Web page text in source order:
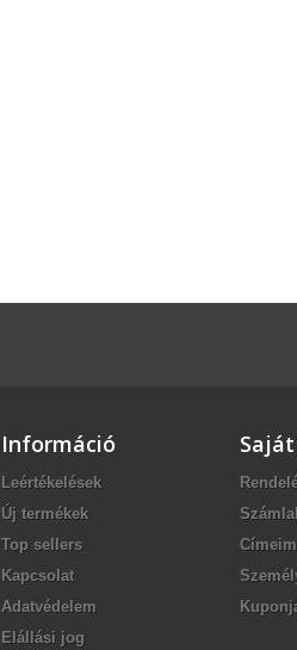
Információ
Leértékelések
Új termékek
Top sellers
Kapcsolat
Adatvédelem
Elállási jog
Címeim